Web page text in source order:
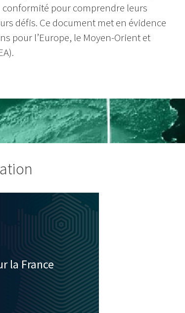
conformité pour comprendre leurs
défis. Ce document met en évidence
pour l’Europe, le Moyen-Orient et
la France